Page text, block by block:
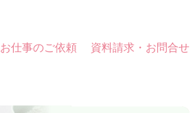
お仕事のご依頼 資料請求・お問合せ